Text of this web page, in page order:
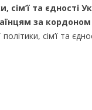
сім’ї та єдності
за кордоном
сім’ї та